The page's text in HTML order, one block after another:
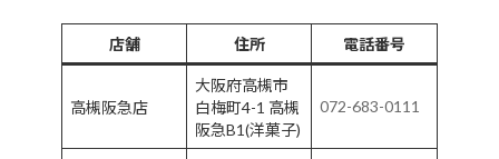
店舗 住所 電話番号
高槻阪急店
大阪府高槻市
白梅町4-1 高槻
阪急B1(洋菓子)
072-683-0111